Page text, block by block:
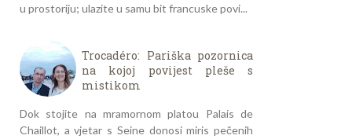
u prostoriju; ulazite u samu bit francuske povi...
Trocadéro: Pariška pozornica
na kojoj povijest pleše s
mistikom
Dok stojite na mramornom platou Palais de
Chaillot, a vjetar s Seine donosi miris pečenih